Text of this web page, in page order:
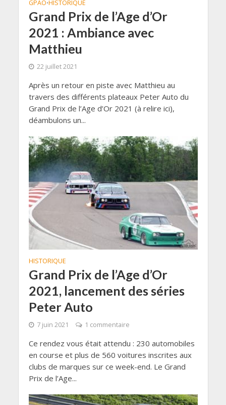
GPAO•HISTORIQUE
Grand Prix de l’Age d’Or
2021 : Ambiance avec
Matthieu
22 juillet 2021
Après un retour en piste avec Matthieu au
travers des différents plateaux Peter Auto du
Grand Prix de l’Age d’Or 2021 (à relire ici),
déambulons un...
HISTORIQUE
Grand Prix de l’Age d’Or
2021, lancement des séries
Peter Auto
7 juin 2021 1 commentaire
Ce rendez vous était attendu : 230 automobiles
en course et plus de 560 voitures inscrites aux
clubs de marques sur ce week-end. Le Grand
Prix de l’Age...